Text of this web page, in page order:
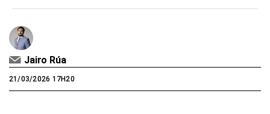
Jairo Rúa
21/03/2026 17H20